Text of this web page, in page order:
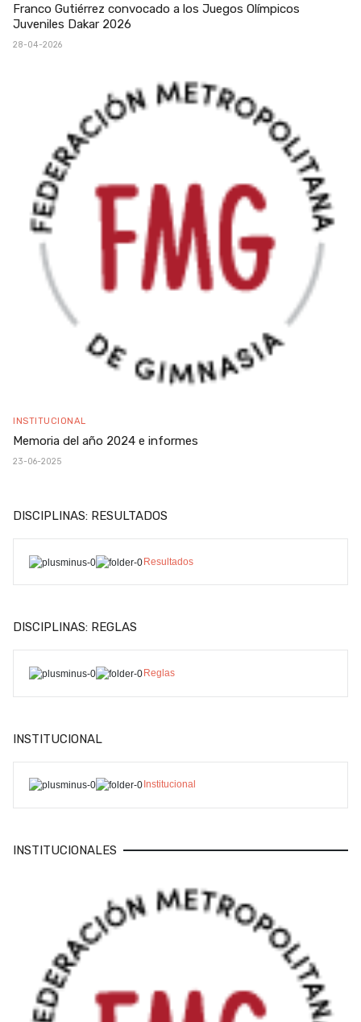
Franco Gutiérrez convocado a los Juegos Olímpicos
Juveniles Dakar 2026
28-04-2026
INSTITUCIONAL
Memoria del año 2024 e informes
23-06-2025
DISCIPLINAS: RESULTADOS
Resultados
DISCIPLINAS: REGLAS
Reglas
INSTITUCIONAL
Institucional
INSTITUCIONALES